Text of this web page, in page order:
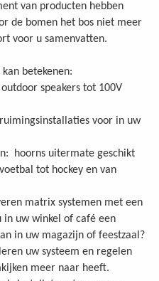
van producten hebben
de bomen het bos niet meer
voor u samenvatten.
betekenen:
speakers tot 100V
voor in uw
hoorns uitermate geschikt
tot hockey en van
matrix systemen met een
uw winkel of café een
in uw magazijn of feestzaal?
uw systeem en regelen
meer naar heeft.